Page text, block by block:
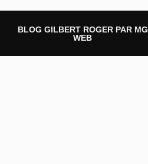
BLOG GILBERT ROGER PAR MG
WEB